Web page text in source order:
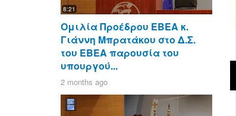
8:21
Ομιλία Προέδρου ΕΒΕΑ κ.
Γιάννη Μπρατάκου στο Δ.Σ.
του ΕΒΕΑ παρουσία του
υπουργού...
2 months ago